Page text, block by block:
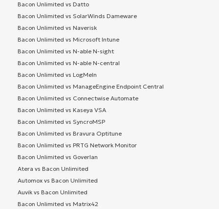
Bacon Unlimited vs Datto
Bacon Unlimited vs SolarWinds Dameware
Bacon Unlimited vs Naverisk
Bacon Unlimited vs Microsoft Intune
Bacon Unlimited vs N-able N-sight
Bacon Unlimited vs N-able N-central
Bacon Unlimited vs LogMeIn
Bacon Unlimited vs ManageEngine Endpoint Central
Bacon Unlimited vs Connectwise Automate
Bacon Unlimited vs Kaseya VSA
Bacon Unlimited vs SyncroMSP
Bacon Unlimited vs Bravura Optitune
Bacon Unlimited vs PRTG Network Monitor
Bacon Unlimited vs Goverlan
Atera vs Bacon Unlimited
Automox vs Bacon Unlimited
Auvik vs Bacon Unlimited
Bacon Unlimited vs Matrix42